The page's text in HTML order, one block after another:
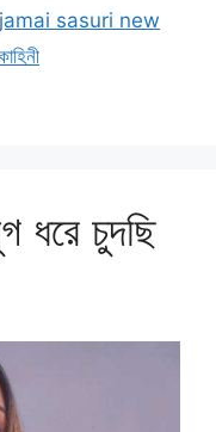
jamai sasuri new
ধরে চুদছি